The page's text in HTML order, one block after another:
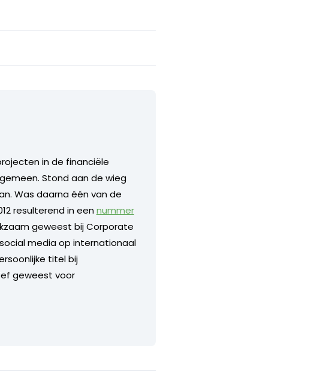
in de financiële
Stond aan de wieg
Was daarna één van de
resulterend in eennummer
geweest bij Corporate
media op internationaal
titel bij
geweest voor